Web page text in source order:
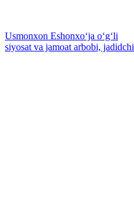
Usmonxon Eshonxoʻja oʻgʻli
siyosat va jamoat arbobi, jadidchi